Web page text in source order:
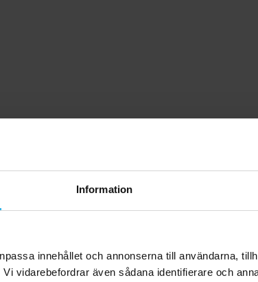
Information
innehållet och annonserna till användarna,
vidarebefordrar även sådana identifierare och